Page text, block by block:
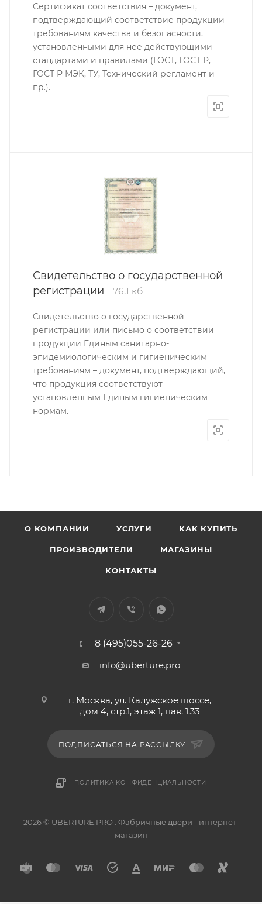
Сертификат соответствия – документ,
подтверждающий соответствие продукции
требованиям качества и безопасности,
установленными для нее действующими
стандартами и правилами (ГОСТ, ГОСТ Р,
ГОСТ Р МЭК, ТУ, Технический регламент и
пр.).
Свидетельство о государственной
регистрации
76.1 кб
Свидетельство о государственной
регистрации или письмо о соответствии
продукции Единым санитарно-
эпидемиологическим и гигиеническим
требованиям – документ, подтверждающий,
что продукция соответствуют
установленным Единым гигиеническим
нормам.
О КОМПАНИИ УСЛУГИ КАК КУПИТЬ
ПРОИЗВОДИТЕЛИ МАГАЗИНЫ
КОНТАКТЫ
8 (495)055-26-26
info@uberture.pro
г. Москва, ул. Калужское шоссе,
дом 4, стр.1, этаж 1, пав. 1.33
ПОДПИСАТЬСЯ НА РАССЫЛКУ
ПОЛИТИКА КОНФИДЕНЦИАЛЬНОСТИ
2026 © UBERTURE.PRO : Фабричные двери - интернет-
магазин